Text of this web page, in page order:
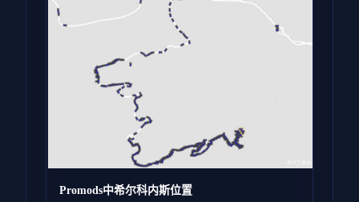
Promods中希尔科内斯位置